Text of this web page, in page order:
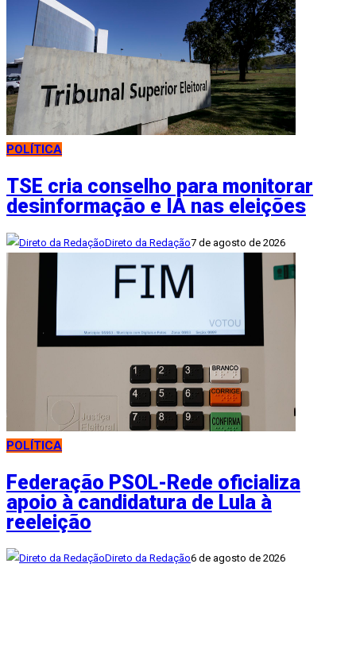
POLÍTICA
TSE cria conselho para monitorar
desinformação e IA nas eleições
Direto da Redação7 de agosto de 2026
POLÍTICA
Federação PSOL-Rede oficializa
apoio à candidatura de Lula à
reeleição
Direto da Redação6 de agosto de 2026